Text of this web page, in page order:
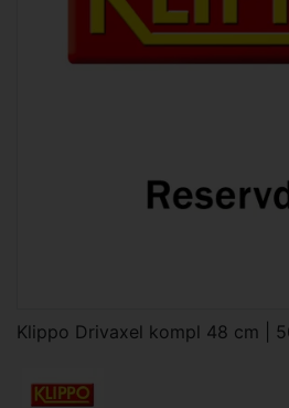
Klippo Drivaxel kompl 48 cm |